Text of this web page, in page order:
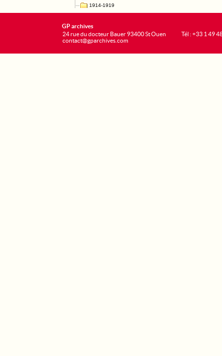
GP archives
24 rue du docteur Bauer 93400 St Ouen
contact@gparchives.com
Tél : +33 1 49